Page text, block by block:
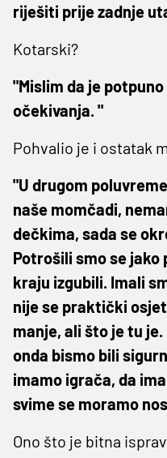
riješiti prije zadnje
Kotarski?
"Mislim da je
očekivanja. "
Pohvalio je i ostatak
"U drugom
naše momčadi,
dečkima, sada se
Potrošili smo se jako
kraju izgubili. Imali
nije se praktički
manje, ali što je tu
onda bismo bili
imamo igrača, da
svime se moramo
Ono što je bitna